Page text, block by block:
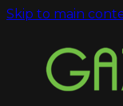
Skip to main